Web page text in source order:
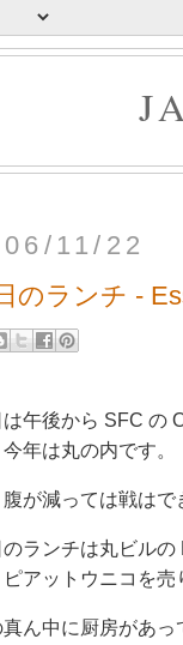
11/22
のランチ -
午後から SFC の
年は丸の内です。
腹が減っては戦は
ランチは丸ビル
ピアットウニコを売
真ん中に厨房があ